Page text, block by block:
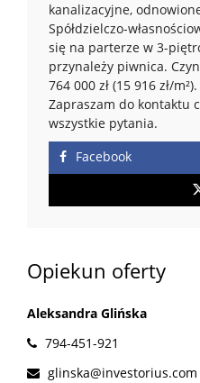
kanalizacyjne,
Spółdzielczo-
się na parterze w 3-
przynależy piwnica.
764 000 zł (15 916 zł/m²).
Zapraszam do kontaktu
wszystkie pytania.
Facebook
Opiekun oferty
Aleksandra Glińska
794-451-921
glinska@investorius.com